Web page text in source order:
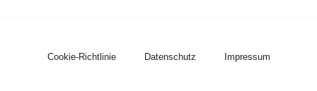
Cookie-Richtlinie Datenschutz Impressum